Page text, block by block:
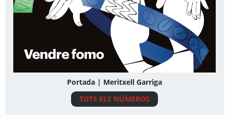
Portada | Meritxell Garriga
TOTS ELS NÚMEROS